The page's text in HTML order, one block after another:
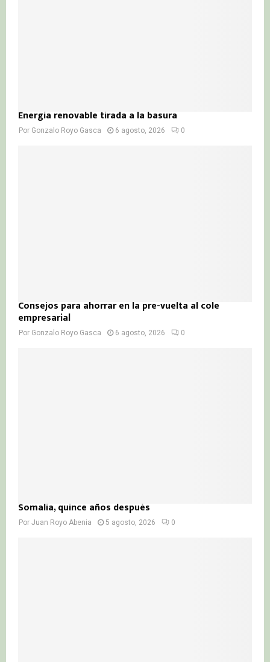
Energía renovable tirada a la basura
Por Gonzalo Royo Gasca 6 agosto, 2026 0
Consejos para ahorrar en la pre-vuelta al cole
empresarial
Por Gonzalo Royo Gasca 6 agosto, 2026 0
Somalia, quince años después
Por Juan Royo Abenia 5 agosto, 2026 0